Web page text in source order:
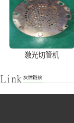
激光切管机